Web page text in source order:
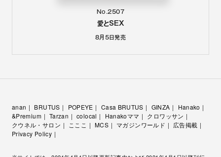
No.2507
愛とSEX
8月5日発売
anan BRUTUS POPEYE Casa BRUTUS GINZA
Hanako
&Premium
Tarzan colocal Hanakoママ
クロワッサン
クウネル・サロン
こここ MCS マガジンワールド
広告掲載
Privacy Policy